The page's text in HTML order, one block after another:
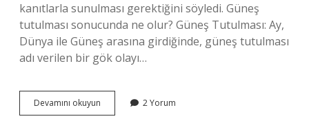
kanıtlarla sunulması gerektiğini söyledi. Güneş
tutulması sonucunda ne olur? Güneş Tutulması: Ay,
Dünya ile Güneş arasına girdiğinde, güneş tutulması
adı verilen bir gök olayı…
Devamını okuyun
Tutulmasından
2 Yorum